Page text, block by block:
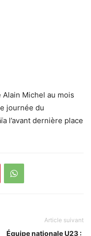
Michel au mois
journée du
l’avant dernière place
Article suivant
Équipe nationale U23 :